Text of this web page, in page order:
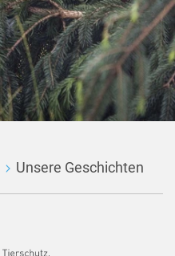
Unsere Geschichten